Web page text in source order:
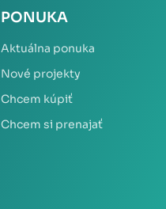
PONUKA
Aktuálna ponuka
Nové projekty
Chcem kúpiť
Chcem si prenajať